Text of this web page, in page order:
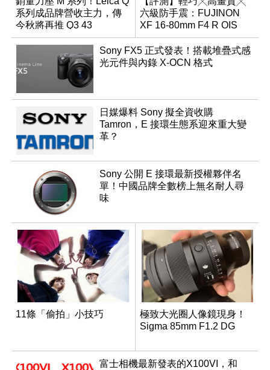
系列成品牌營收主力，傳
今秋將再推 Q3 43
Monochrom
六級防手震：FUJINON
XF 16-80mm F4 R OIS
WR
Sony FX5 正式發表！搭載堆疊式感
光元件與內錄 X-OCN 格式
日媒爆料 Sony 擬全資收購
Tamron，E 接環生態系迎來重大變
革？
Sony 公開 E 接環最新授權夥伴名
單！中國品牌全數榜上無名耐人尋
味
11條「偷拍」小技巧
極致大光圈人像鏡現身！
Sigma 85mm F1.2 DG
富士相機最新發表的X100VI，和